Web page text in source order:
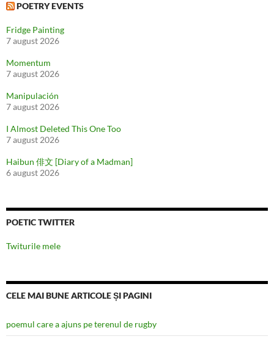
POETRY EVENTS
Fridge Painting
7 august 2026
Momentum
7 august 2026
Manipulación
7 august 2026
I Almost Deleted This One Too
7 august 2026
Haibun 俳文 [Diary of a Madman]
6 august 2026
POETIC TWITTER
Twiturile mele
CELE MAI BUNE ARTICOLE ȘI PAGINI
poemul care a ajuns pe terenul de rugby